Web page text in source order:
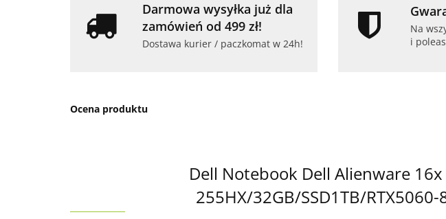
Darmowa wysyłka już dla
zamówień od 499 zł!
Dostawa kurier / paczkomat w 24h!
Na
i
Ocena produktu
Dell Notebook Dell Alienware
255HX/32GB/SSD1TB/